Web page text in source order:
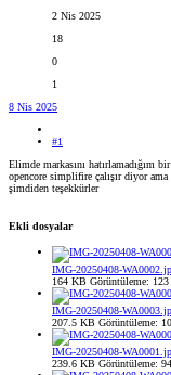
2 Nis 2025
18
0
1
8 Nis 2025
#1
Elimde markasını hatırlamadığım
opencore simplifire çalışır diyor
şimdiden teşekkürler
Ekli dosyalar
IMG-20250408-
164 KB Görüntüleme: 123
IMG-20250408-
207.5 KB Görüntüleme:
IMG-20250408-
239.6 KB Görüntüleme: 94